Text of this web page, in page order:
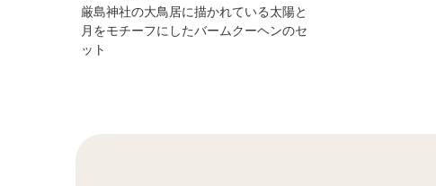
厳島神社の大鳥居に描かれている太陽と
月をモチーフにしたバームクーヘンのセ
ット